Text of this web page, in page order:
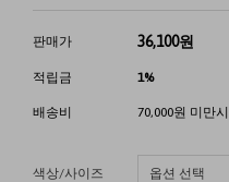
판매가 36,100원
적립금 1%
배송비 70,000원 미만
색상/사이즈